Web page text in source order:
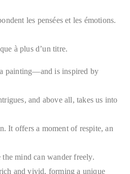
les pensées et les émotions.
à plus d’un titre.
painting—and is inspired by
and above all, takes us into
It offers a moment of respite, an
the mind can wander freely.
and vivid, forming a unique